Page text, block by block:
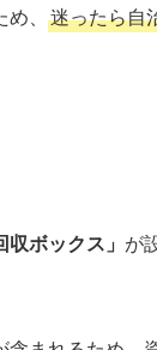
、 迷ったら自
収ボックス」 が